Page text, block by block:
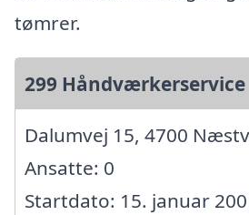
tømrer.
299 Håndværkerservice
Dalumvej 15, 4700
Ansatte: 0
Startdato: 15. januar